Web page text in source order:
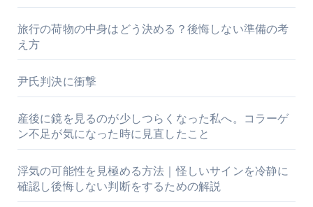
旅行の荷物の中身はどう決める？後悔しない準備の考
え方
尹氏判決に衝撃
産後に鏡を見るのが少しつらくなった私へ。コラーゲ
ン不足が気になった時に見直したこと
浮気の可能性を見極める方法｜怪しいサインを冷静に
確認し後悔しない判断をするための解説